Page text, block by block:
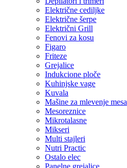
Električne cediljke
Električne šerpe
Električni Grill
Fenovi za kosu
Figaro
Friteze
Grejalice
Indukcione ploče
Kuhinjske vage
Kuvala
Mašine za mlevenje mesa
Mesoreznice
Mikrotalasne
Mikseri
Multi stajleri
Nutri Practic
Ostalo elec
Panelne grejalice